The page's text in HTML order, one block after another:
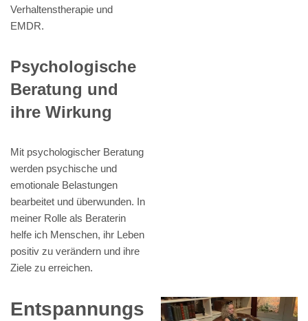
Verhaltenstherapie und
EMDR.
Psychologische
Beratung und
ihre Wirkung
Mit psychologischer Beratung
werden psychische und
emotionale Belastungen
bearbeitet und überwunden. In
meiner Rolle als Beraterin
helfe ich Menschen, ihr Leben
positiv zu verändern und ihre
Ziele zu erreichen.
Entspannungs